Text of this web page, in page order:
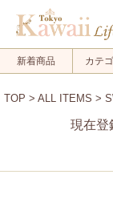
新着商品 カテ
メルマガ登録
新規会員登録
ログアウト
TOP > ALL ITEMS >
現在登